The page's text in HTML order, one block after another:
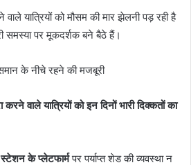
यात्रियों को मौसम की मार झेलनी पड़ रही है
समस्या पर मूकदर्शक बने बैठे हैं।
के नीचे रहने की मजबूरी
वाले यात्रियों को इन दिनों भारी दिक्कतों का
के प्लेटफार्मपर पर्याप्त शेड की व्यवस्था न